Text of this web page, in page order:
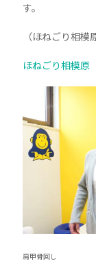
す。
（ほねごり相模
ほねごり相模原
肩甲骨回し